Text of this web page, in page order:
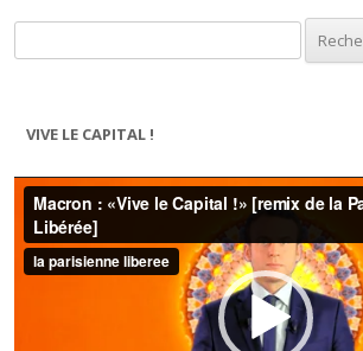
VIVE LE CAPITAL !
Lecteur
vidéo